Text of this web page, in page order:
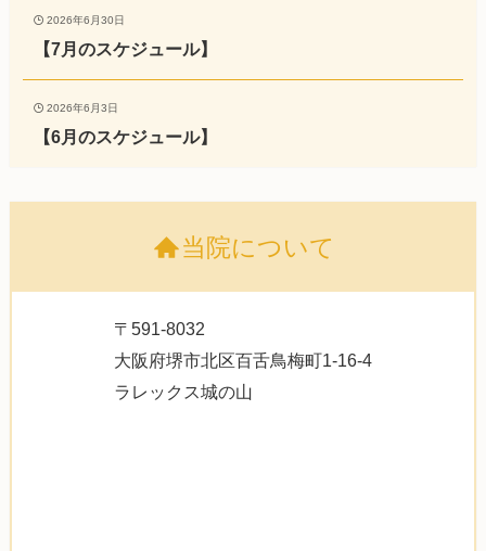
2026年6月30日
【7月のスケジュール】
2026年6月3日
【6月のスケジュール】
当院について
〒591-8032
大阪府堺市北区百舌鳥梅町1-16-4
ラレックス城の山